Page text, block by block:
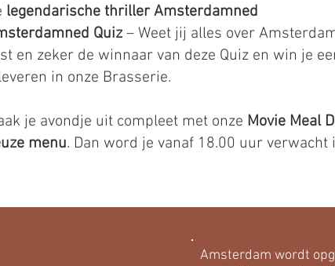
legendarische thriller Amsterdamned
Quiz – Weet jij alles over
en zeker de winnaar van deze Quiz en win je
in onze Brasserie.
je avondje uit compleet met onze Movie Meal
menu. Dan word je vanaf 18.00 uur verwacht
Amsterdam wordt